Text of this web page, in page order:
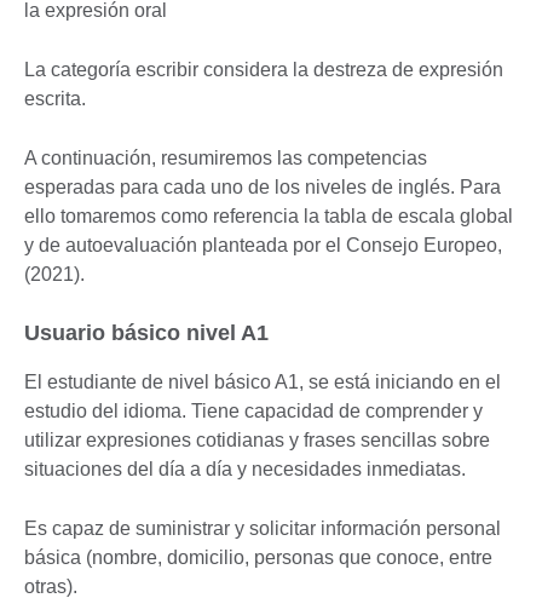
la expresión oral
La categoría escribir considera la destreza de expresión
escrita.
A continuación, resumiremos las competencias
esperadas para cada uno de los niveles de inglés. Para
ello tomaremos como referencia la tabla de escala global
y de autoevaluación planteada por el Consejo Europeo,
(2021).
Usuario básico nivel A1
El estudiante de nivel básico A1, se está iniciando en el
estudio del idioma. Tiene capacidad de comprender y
utilizar expresiones cotidianas y frases sencillas sobre
situaciones del día a día y necesidades inmediatas.
Es capaz de suministrar y solicitar información personal
básica (nombre, domicilio, personas que conoce, entre
otras).